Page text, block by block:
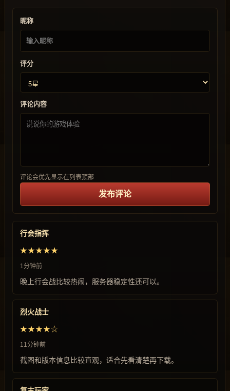
昵称
评分
评论内容
评论会优先显示在列表顶部
发布评论
行会指挥
★★★★★
1分钟前
晚上行会战比较热闹，服务器稳定性还可以。
烈火战士
★★★★☆
11分钟前
截图和版本信息比较直观，适合先看清楚再下载。